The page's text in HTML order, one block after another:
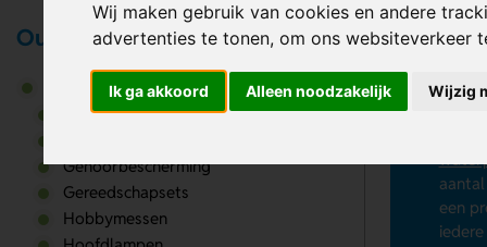
Wij maken gebruik van cookies en andere
advertenties te tonen, om ons websiteverkeer
Ik ga akkoord Alleen noodzakelijk Wijzig
een
Outdoor & Vrije tijd
Gereedschappen & tools
Duimstokken
Gehoorbescherming
Gereedschapsets
Hobbymessen